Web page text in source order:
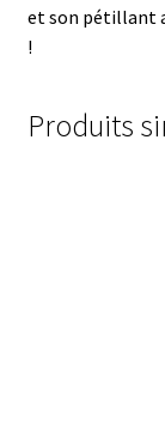
et son pétillant
!
Produits